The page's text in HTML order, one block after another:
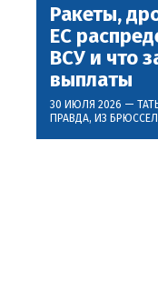
Ракеты,
ЕС
ВСУ и что
выплаты
30 ИЮЛЯ 2026 —
ПРАВДА, ИЗ